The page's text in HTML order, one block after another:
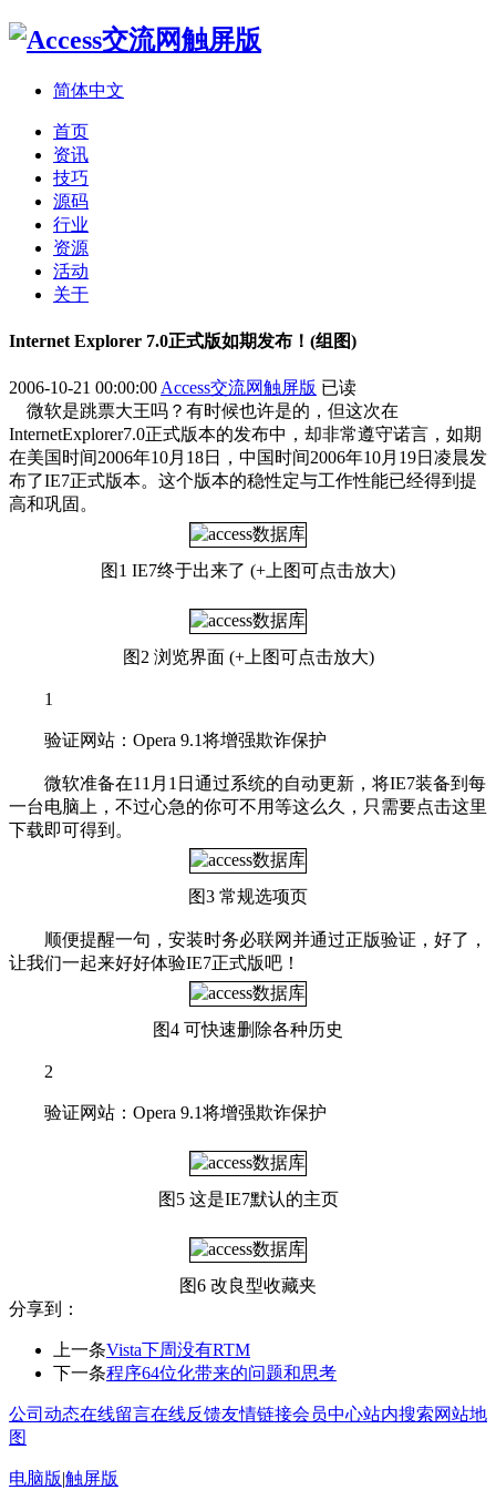
简体中文
首页
资讯
技巧
源码
行业
资源
活动
关于
Internet Explorer 7.0正式版如期发布！(组图)
2006-10-21 00:00:00 Access交流网触屏版 已读
微软是跳票大王吗？有时候也许是的，但这次在
InternetExplorer7.0正式版本的发布中，却非常遵守诺言，如期
在美国时间2006年10月18日，中国时间2006年10月19日凌晨发
布了IE7正式版本。这个版本的稳性定与工作性能已经得到提
高和巩固。
图1 IE7终于出来了 (+上图可点击放大)
图2 浏览界面 (+上图可点击放大)
1
验证网站：Opera 9.1将增强欺诈保护
微软准备在11月1日通过系统的自动更新，将IE7装备到每
一台电脑上，不过心急的你可不用等这么久，只需要点击这里
下载即可得到。
图3 常规选项页
顺便提醒一句，安装时务必联网并通过正版验证，好了，
让我们一起来好好体验IE7正式版吧！
图4 可快速删除各种历史
2
验证网站：Opera 9.1将增强欺诈保护
图5 这是IE7默认的主页
图6 改良型收藏夹
分享到：
上一条Vista下周没有RTM
下一条程序64位化带来的问题和思考
公司动态在线留言在线反馈友情链接会员中心站内搜索网站地
图
电脑版|触屏版